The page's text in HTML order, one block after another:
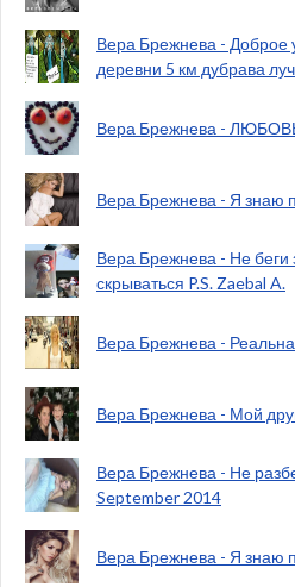
Вера Брежнева - Доброе
деревни 5 км дубрава
Вера Брежнева -
Вера Брежнева - Я знаю
Вера Брежнева - Не беги
скрываться P.S. Zaebal A.
Вера Брежнева -
Вера Брежнева - Мой
Вера Брежнева - Не
September 2014
Вера Брежнева - Я знаю